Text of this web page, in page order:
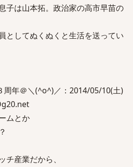
子は山本拓。政治家の高市早苗の
としてぬくぬくと生活を送ってい
周年＠＼(^o^)／：2014/05/10(土)
ムとか
チ産業だから、